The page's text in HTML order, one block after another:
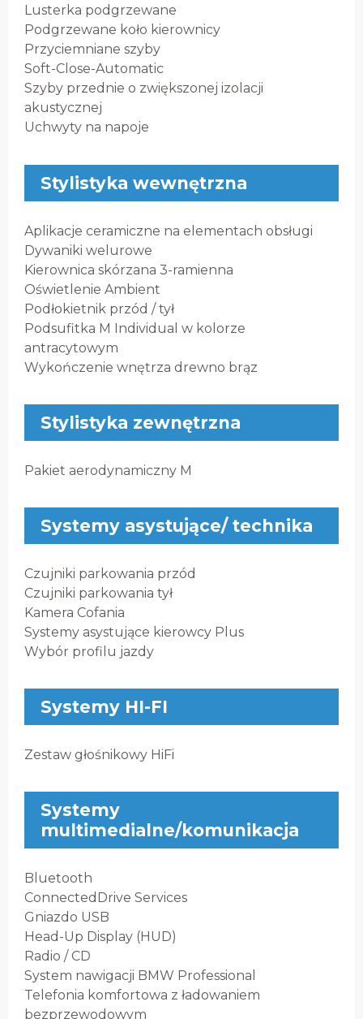
Lusterka podgrzewane
Podgrzewane koło kierownicy
Przyciemniane szyby
Soft-Close-Automatic
Szyby przednie o zwiększonej izolacji
akustycznej
Uchwyty na napoje
Stylistyka wewnętrzna
Aplikacje ceramiczne na elementach obsługi
Dywaniki welurowe
Kierownica skórzana 3-ramienna
Oświetlenie Ambient
Podłokietnik przód / tył
Podsufitka M Individual w kolorze
antracytowym
Wykończenie wnętrza drewno brąz
Stylistyka zewnętrzna
Pakiet aerodynamiczny M
Systemy asystujące/ technika
Czujniki parkowania przód
Czujniki parkowania tył
Kamera Cofania
Systemy asystujące kierowcy Plus
Wybór profilu jazdy
Systemy HI-FI
Zestaw głośnikowy HiFi
Systemy
multimedialne/komunikacja
Bluetooth
ConnectedDrive Services
Gniazdo USB
Head-Up Display (HUD)
Radio / CD
System nawigacji BMW Professional
Telefonia komfortowa z ładowaniem
bezprzewodowym